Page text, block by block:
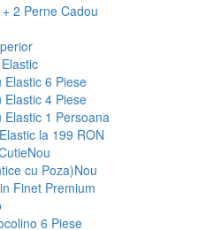
2 Perne Cadou
Elastic 6 Piese
Elastic 4 Piese
Elastic 1 Persoana
la 199 RON
Nou
cu Poza)Nou
Finet Premium
6 Piese